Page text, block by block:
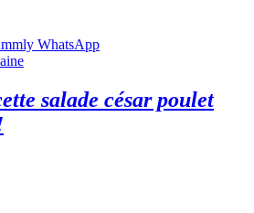
WhatsApp
salade césar poulet